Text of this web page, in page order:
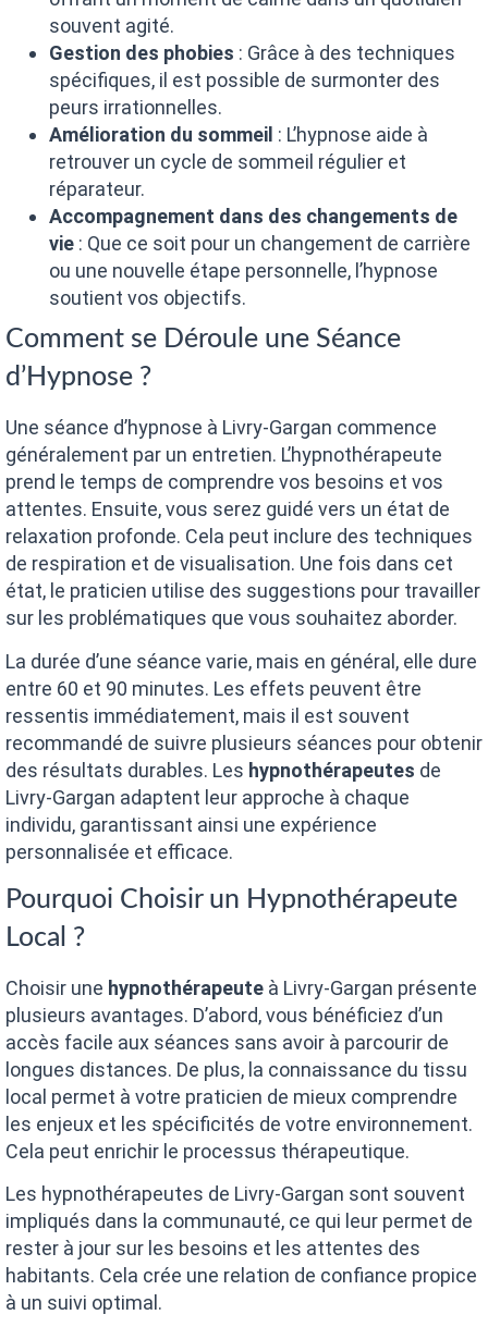
souvent agité.
Gestion des phobies : Grâce à des techniques
spécifiques, il est possible de surmonter des
peurs irrationnelles.
Amélioration du sommeil : L’hypnose aide à
retrouver un cycle de sommeil régulier et
réparateur.
Accompagnement dans des changements de
vie : Que ce soit pour un changement de carrière
ou une nouvelle étape personnelle, l’hypnose
soutient vos objectifs.
Comment se Déroule une Séance
d’Hypnose ?
Une séance d’hypnose à Livry-Gargan commence
généralement par un entretien. L’hypnothérapeute
prend le temps de comprendre vos besoins et vos
attentes. Ensuite, vous serez guidé vers un état de
relaxation profonde. Cela peut inclure des techniques
de respiration et de visualisation. Une fois dans cet
état, le praticien utilise des suggestions pour travailler
sur les problématiques que vous souhaitez aborder.
La durée d’une séance varie, mais en général, elle dure
entre 60 et 90 minutes. Les effets peuvent être
ressentis immédiatement, mais il est souvent
recommandé de suivre plusieurs séances pour obtenir
des résultats durables. Les hypnothérapeutes de
Livry-Gargan adaptent leur approche à chaque
individu, garantissant ainsi une expérience
personnalisée et efficace.
Pourquoi Choisir un Hypnothérapeute
Local ?
Choisir une hypnothérapeute à Livry-Gargan présente
plusieurs avantages. D’abord, vous bénéficiez d’un
accès facile aux séances sans avoir à parcourir de
longues distances. De plus, la connaissance du tissu
local permet à votre praticien de mieux comprendre
les enjeux et les spécificités de votre environnement.
Cela peut enrichir le processus thérapeutique.
Les hypnothérapeutes de Livry-Gargan sont souvent
impliqués dans la communauté, ce qui leur permet de
rester à jour sur les besoins et les attentes des
habitants. Cela crée une relation de confiance propice
à un suivi optimal.